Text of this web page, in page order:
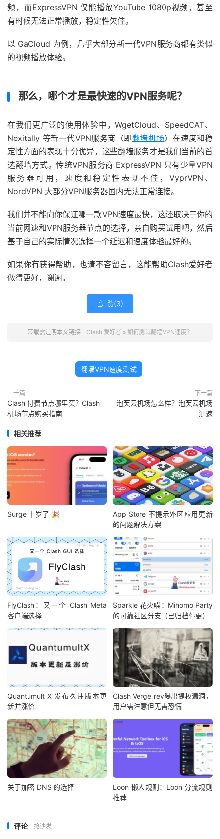
频，而ExpressVPN 仅能播放YouTube 1080p视频，甚至
有时候无法正常播放，稳定性欠佳。
以 GaCloud 为例，几乎大部分新一代VPN服务商都有类似
的视频播放体验。
那么，哪个才是最快速的VPN服务呢？
在我们更广泛的使用体验中，WgetCloud、SpeedCAT、
Nexitally 等新一代VPN服务商（即翻墙机场）在速度和稳
定性方面的表现十分优异，这些翻墙服务才是我们当前的首
选翻墙方式。传统VPN服务商 ExpressVPN 只有少量VPN
服务器可用，速度和稳定性表现不佳，VyprVPN、
NordVPN 大部分VPN服务器国内无法正常连接。
我们并不能向你保证哪一款VPN速度最快，这还取决于你的
当前网速和VPN服务器节点的选择，亲自购买试用吧，然后
基于自己的实际情况选择一个延迟和速度体验最好的。
如果你有获得帮助，也请不吝留言，这能帮助Clash爱好者
做得更好，谢谢。
 赞(3)
转载需注明本文链接： Clash 爱好者 » 如何测试翻墙VPN速度？
翻墙VPN速度测试
上一篇
Clash 付费节点哪里买？Clash
机场节点购买指南
下一篇
泡芙云机场怎么样？泡芙云机场
测速
相关推荐
Surge 十岁了 🎉
App Store 不提示外区应用更新
的问题解决方案
FlyClash：又一个 Clash Meta
客户端选择
Sparkle 花火喵：Mihomo Party
的可靠社区分支（已归档停更）
Quantumult X 发布久违版本更
新并涨价
Clash Verge rev曝出提权漏洞，
用户需注意但无需恐慌
关于加密 DNS 的选择
Loon 懒人规则：Loon 分流规则
推荐
评论 抢沙发